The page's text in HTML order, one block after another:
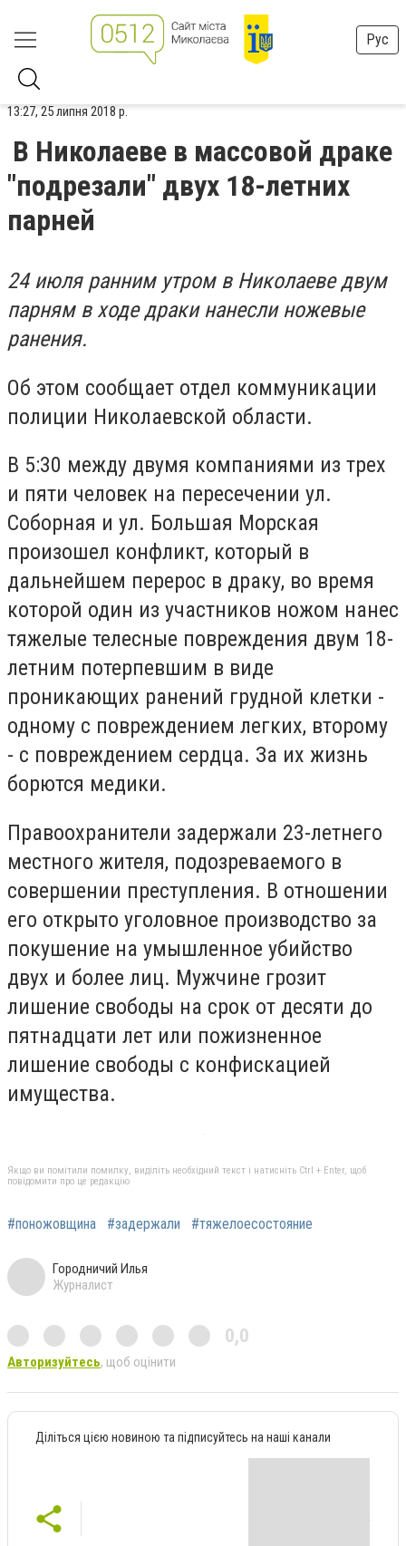
Рус
13:27, 25 липня 2018 р.
В Николаеве в массовой драке
"подрезали" двух 18-летних
парней
24 июля ранним утром в Николаеве двум
парням в ходе драки нанесли ножевые
ранения.
Об этом сообщает отдел коммуникации
полиции Николаевской области.
В 5:30 между двумя компаниями из трех
и пяти человек на пересечении ул.
Соборная и ул. Большая Морская
произошел конфликт, который в
дальнейшем перерос в драку, во время
которой один из участников ножом нанес
тяжелые телесные повреждения двум 18-
летним потерпевшим в виде
проникающих ранений грудной клетки -
одному с повреждением легких, второму
- с повреждением сердца. За их жизнь
борются медики.
Правоохранители задержали 23-летнего
местного жителя, подозреваемого в
совершении преступления. В отношении
его открыто уголовное производство за
покушение на умышленное убийство
двух и более лиц. Мужчине грозит
лишение свободы на срок от десяти до
пятнадцати лет или пожизненное
лишение свободы с конфискацией
имущества.
Якщо ви помітили помилку, виділіть необхідний текст і натисніть Ctrl + Enter, щоб
повідомити про це редакцію
#поножовщина #задержали #тяжелоесостояние
Городничий Илья
Журналист
0,0
Авторизуйтесь, щоб оцінити
Діліться цією новиною та підписуйтесь на наші канали